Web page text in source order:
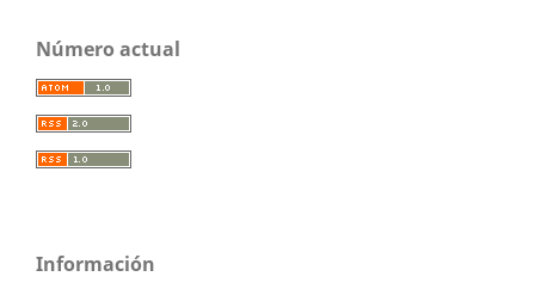
Número actual
Información